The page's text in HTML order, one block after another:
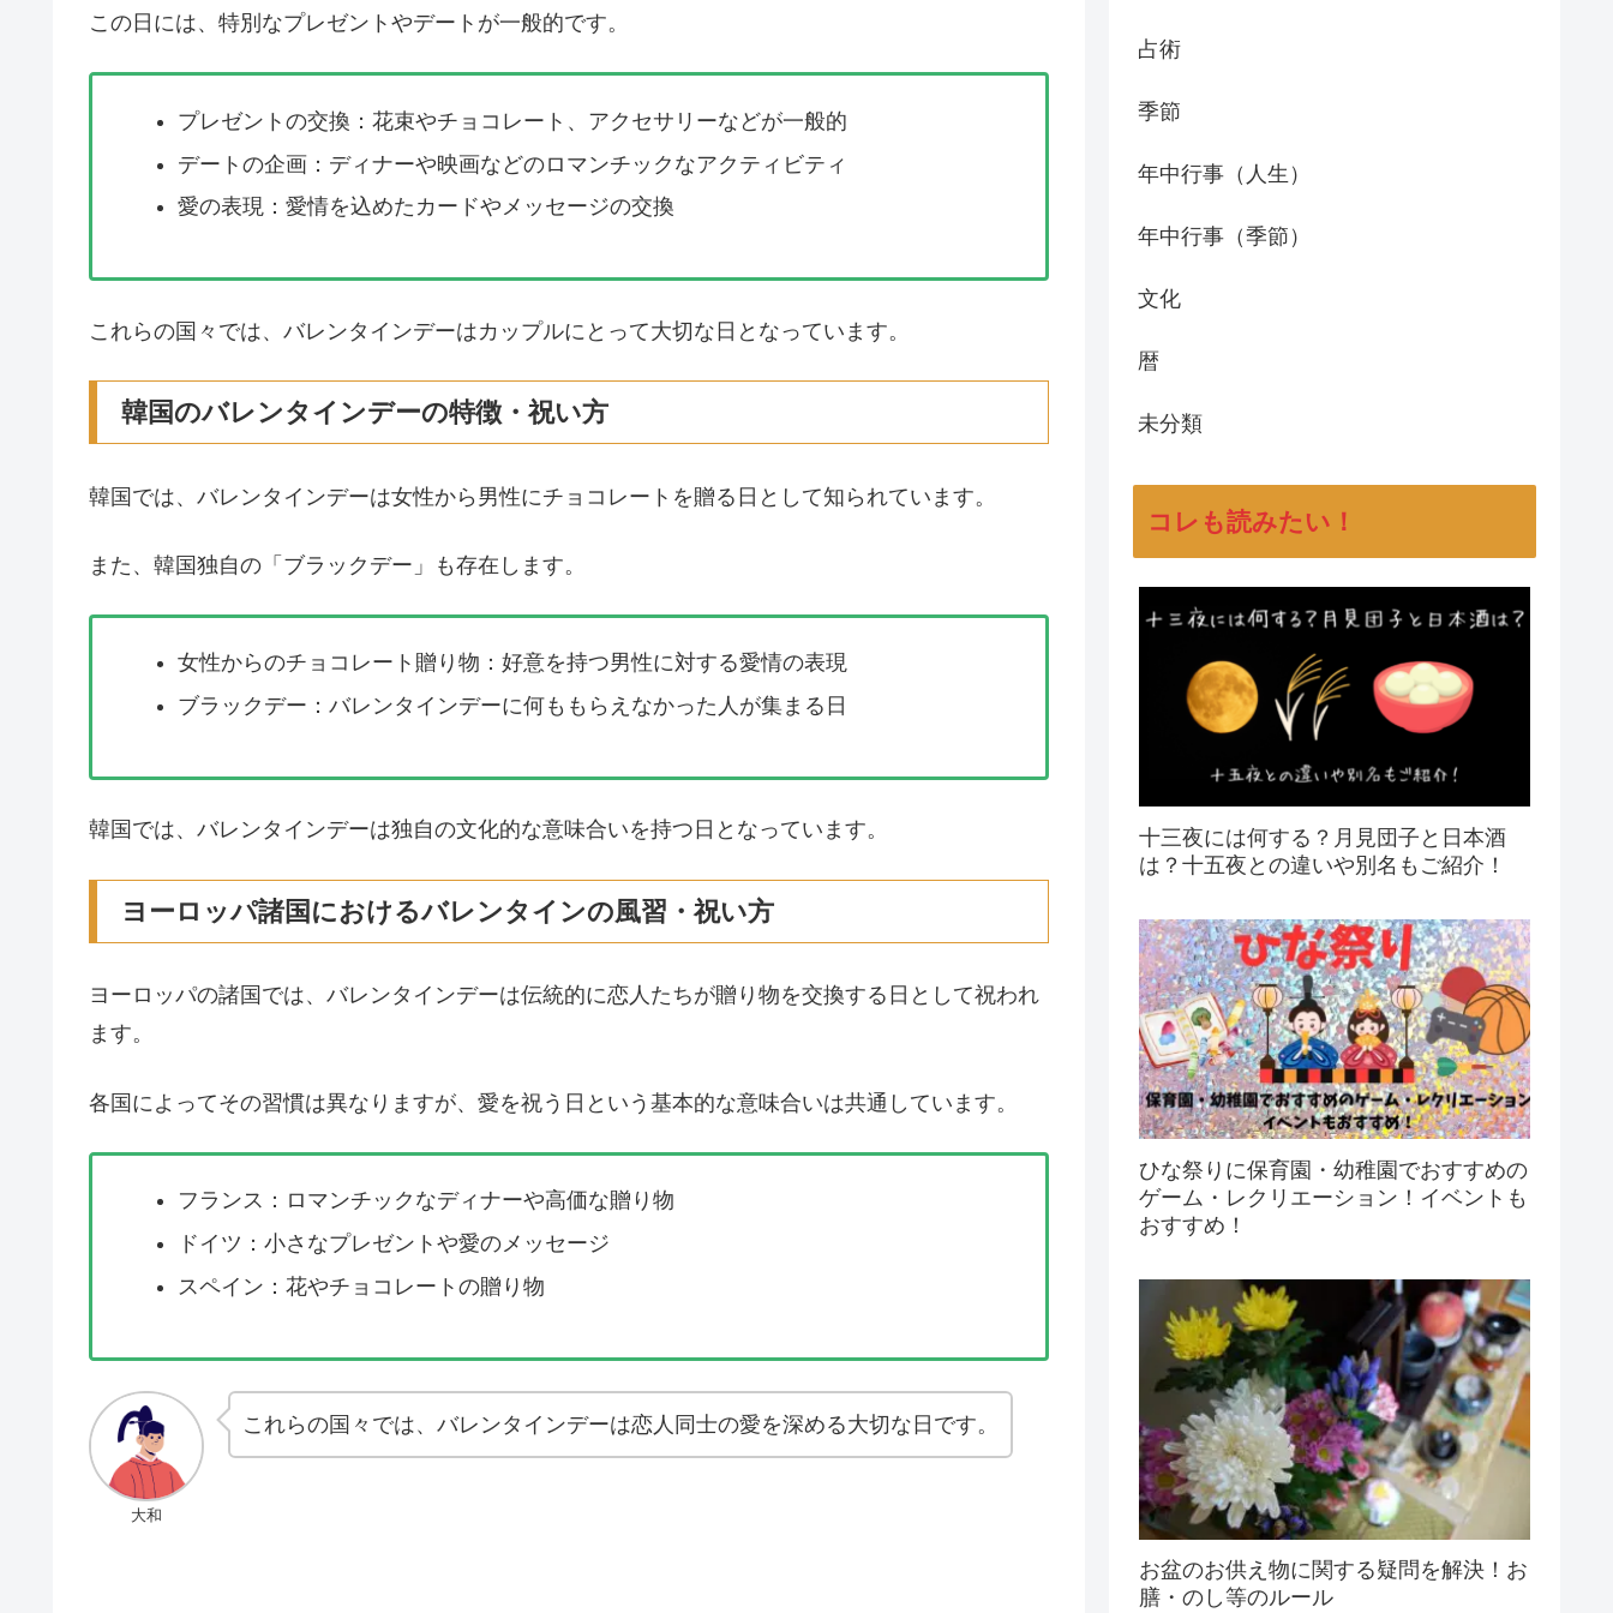
この日には、特別なプレゼントやデートが一般的です。
プレゼントの交換：花束やチョコレート、アクセサリーなどが一般的
デートの企画：ディナーや映画などのロマンチックなアクティビティ
愛の表現：愛情を込めたカードやメッセージの交換
これらの国々では、バレンタインデーはカップルにとって大切な日となっています。
韓国のバレンタインデーの特徴・祝い方
韓国では、バレンタインデーは女性から男性にチョコレートを贈る日として知られています。
また、韓国独自の「ブラックデー」も存在します。
女性からのチョコレート贈り物：好意を持つ男性に対する愛情の表現
ブラックデー：バレンタインデーに何ももらえなかった人が集まる日
韓国では、バレンタインデーは独自の文化的な意味合いを持つ日となっています。
ヨーロッパ諸国におけるバレンタインの風習・祝い方
ヨーロッパの諸国では、バレンタインデーは伝統的に恋人たちが贈り物を交換する日として祝われ
ます。
各国によってその習慣は異なりますが、愛を祝う日という基本的な意味合いは共通しています。
フランス：ロマンチックなディナーや高価な贈り物
ドイツ：小さなプレゼントや愛のメッセージ
スペイン：花やチョコレートの贈り物
大和
これらの国々では、バレンタインデーは恋人同士の愛を深める大切な日です。
占術
季節
年中行事（人生）
年中行事（季節）
文化
暦
未分類
コレも読みたい！
十三夜には何する？月見団子と日本酒
は？十五夜との違いや別名もご紹介！
ひな祭りに保育園・幼稚園でおすすめの
ゲーム・レクリエーション！イベントも
おすすめ！
お盆のお供え物に関する疑問を解決！お
膳・のし等のルール